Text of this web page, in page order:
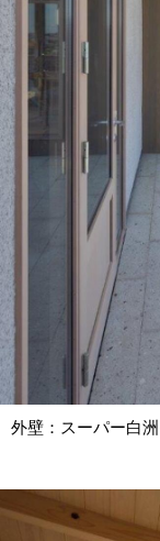
外壁：スーパー白